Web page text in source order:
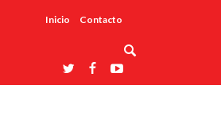
Inicio Contacto